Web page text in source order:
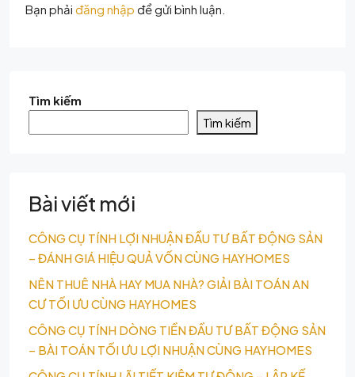
Bạn phải đăng nhập để gửi bình luận.
Tìm kiếm
Tìm kiếm
Bài viết mới
CÔNG CỤ TÍNH LỢI NHUẬN ĐẦU TƯ BẤT ĐỘNG SẢN
– ĐÁNH GIÁ HIỆU QUẢ VỐN CÙNG HAYHOMES
NÊN THUÊ NHÀ HAY MUA NHÀ? GIẢI BÀI TOÁN AN
CƯ TỐI ƯU CÙNG HAYHOMES
CÔNG CỤ TÍNH DÒNG TIỀN ĐẦU TƯ BẤT ĐỘNG SẢN
– BÀI TOÁN TỐI ƯU LỢI NHUẬN CÙNG HAYHOMES